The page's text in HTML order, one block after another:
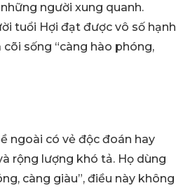
người xung quanh.
tuổi Hợi đạt được vô số hạnh
sống “càng hào phóng,
ngoài có vẻ độc đoán hay
rộng lượng khó tả. Họ dùng
càng giàu”, điều này không